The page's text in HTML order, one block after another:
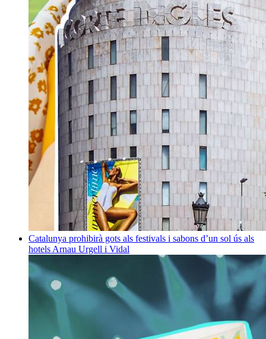
Catalunya prohibirà gots als festivals i sabons d’un sol ús als
hotels Arnau Urgell i Vidal